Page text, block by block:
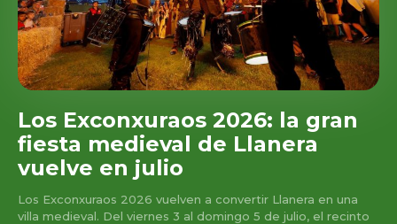
Los Exconxuraos 2026: la gran
fiesta medieval de Llanera
vuelve en julio
Los Exconxuraos 2026 vuelven a convertir Llanera en una
villa medieval. Del viernes 3 al domingo 5 de julio, el recinto